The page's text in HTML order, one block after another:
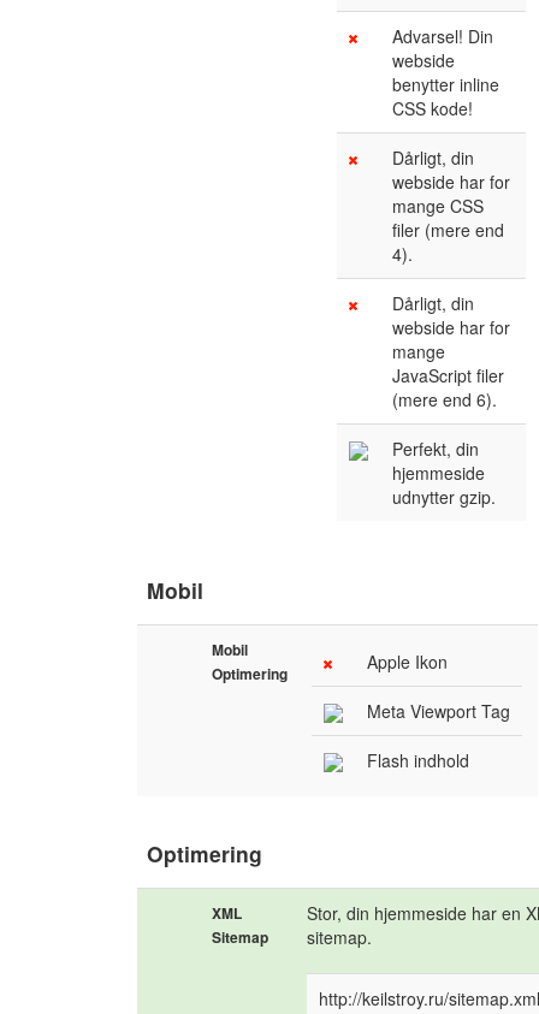
Advarsel! Din
webside
benytter inline
CSS kode!
Dårligt, din
webside har for
mange CSS
filer (mere end
4).
Dårligt, din
webside har for
mange
JavaScript filer
(mere end 6).
Perfekt, din
hjemmeside
udnytter gzip.
Mobil
Mobil
Optimering
Apple Ikon
Meta Viewport Tag
Flash indhold
Optimering
XML
Sitemap
Stor, din hjemmeside har en
sitemap.
http://keilstroy.ru/